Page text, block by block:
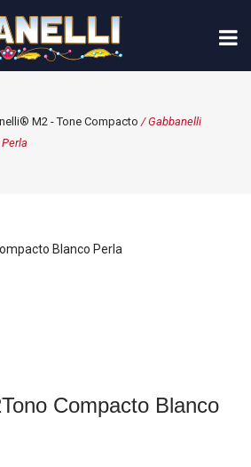
M2 - Tone Compacto / Gabbanelli
Compacto Blanco